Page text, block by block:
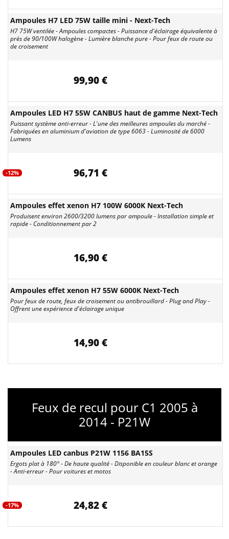
Ampoules H7 LED 75W taille mini - Next-Tech
H7 75W ventilée - Ampoules compactes - Puissance d'éclairage équivalente à
près de 90/100W halogène - Lumière blanche pure - Pour feux de route ou
de croisement
99,90 €
Ampoules LED H7 55W CANBUS haut de gamme Next-Tech
Puissant système anti-erreur - L'une des meilleures ampoules du marché -
Fabriquées en aluminium d'aviation de type 6063 - Luminosité de 6000
Lumens
-12% 96,71 €
Ampoules effet xenon H7 100W 6000K Next-Tech
Produisent environ 2600/3200 lumens par ampoule - Installation simple et
rapide - Conditionnement par 2
16,90 €
Ampoules effet xenon H7 55W 6000K Next-Tech
Pour feux de route, feux de croisement ou antibrouillard - Plug and Play -
Offrent une expérience d'éclairage unique
14,90 €
Feux de recul pour C1 2005 à
2014 - P21W
Ampoules LED canbus P21W 1156 BA15S
Ergots plat à 180° - De haute qualité - Disponible en couleur blanc et orange
- Anti-erreur - Pour voitures et motos
-17% 24,82 €